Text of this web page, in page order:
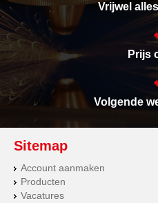
Vrijwel
Prijs
Volgende
Sitemap
Account aanmaken
Producten
Vacatures